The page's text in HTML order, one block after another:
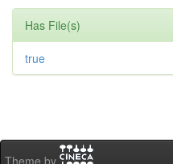
Has File(s)
true